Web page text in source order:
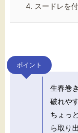
スードレを
ポイント
生春巻
破れや
ちょっ
ら取り